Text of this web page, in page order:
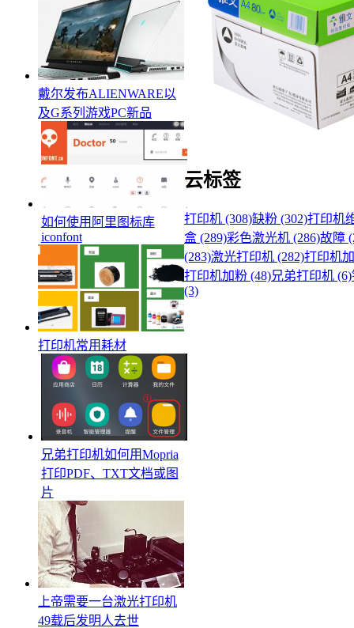
戴尔发布ALIENWARE以
及G系列游戏PC新品
如何使用阿里图标库
iconfont
打印机常用耗材
兄弟打印机如何用Mopria
打印PDF、TXT文档或图
片
上帝需要一台激光打印机
49载后发明人去世
云标签
打印机 (308)缺粉 (302)打印机
盒 (289)彩色激光机 (286)故障
(283)激光打印机 (282)打印机
打印机加粉 (48)兄弟打印机 (6)
(3)